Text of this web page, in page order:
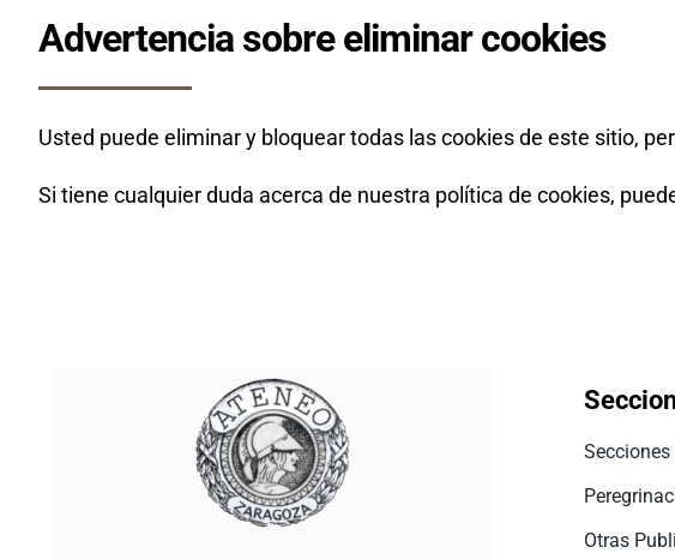
Advertencia sobre eliminar cookies
Usted puede eliminar y bloquear todas las cookies de este sitio,
Si tiene cualquier duda acerca de nuestra política de cookies,
Otras